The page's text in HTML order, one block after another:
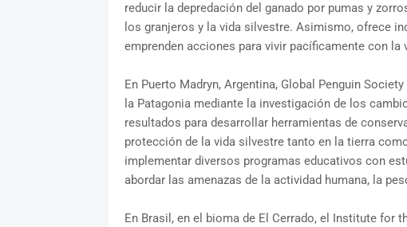
reducir la depredación del ganado por pumas y
los granjeros y la vida silvestre. Asimismo, ofrece
emprenden acciones para vivir pacíficamente con la
En Puerto Madryn, Argentina, Global Penguin
la Patagonia mediante la investigación de los
resultados para desarrollar herramientas de
protección de la vida silvestre tanto en la tierra
implementar diversos programas educativos con
abordar las amenazas de la actividad humana, la
En Brasil, en el bioma de El Cerrado, el Institute for